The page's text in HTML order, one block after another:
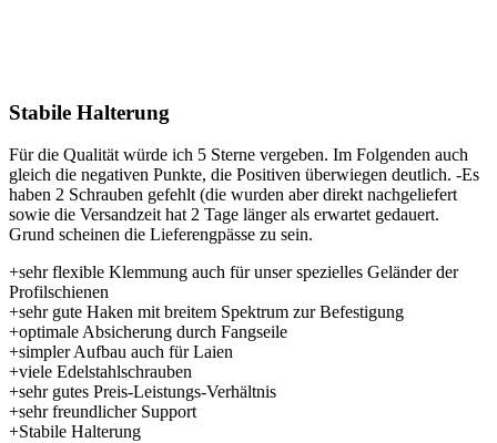
Stabile Halterung
Für die Qualität würde ich 5 Sterne vergeben. Im Folgenden auch
gleich die negativen Punkte, die Positiven überwiegen deutlich. -Es
haben 2 Schrauben gefehlt (die wurden aber direkt nachgeliefert
sowie die Versandzeit hat 2 Tage länger als erwartet gedauert.
Grund scheinen die Lieferengpässe zu sein.
+sehr flexible Klemmung auch für unser spezielles Geländer der
Profilschienen
+sehr gute Haken mit breitem Spektrum zur Befestigung
+optimale Absicherung durch Fangseile
+simpler Aufbau auch für Laien
+viele Edelstahlschrauben
+sehr gutes Preis-Leistungs-Verhältnis
+sehr freundlicher Support
+Stabile Halterung